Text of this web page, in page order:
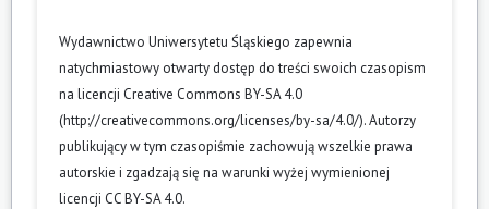
Wydawnictwo Uniwersytetu Śląskiego zapewnia
natychmiastowy otwarty dostęp do treści swoich czasopism
na licencji Creative Commons BY-SA 4.0
(http://creativecommons.org/licenses/by-sa/4.0/). Autorzy
publikujący w tym czasopiśmie zachowują wszelkie prawa
autorskie i zgadzają się na warunki wyżej wymienionej
licencji CC BY-SA 4.0.